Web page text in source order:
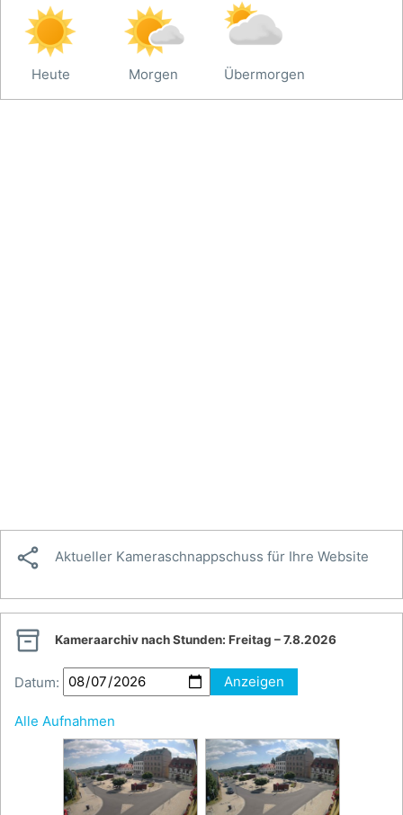
Heute Morgen Übermorgen
 Aktueller Kameraschnappschuss für Ihre Website
 Kameraarchiv nach Stunden: Freitag – 7.8.2026
Datum: Anzeigen
Alle Aufnahmen